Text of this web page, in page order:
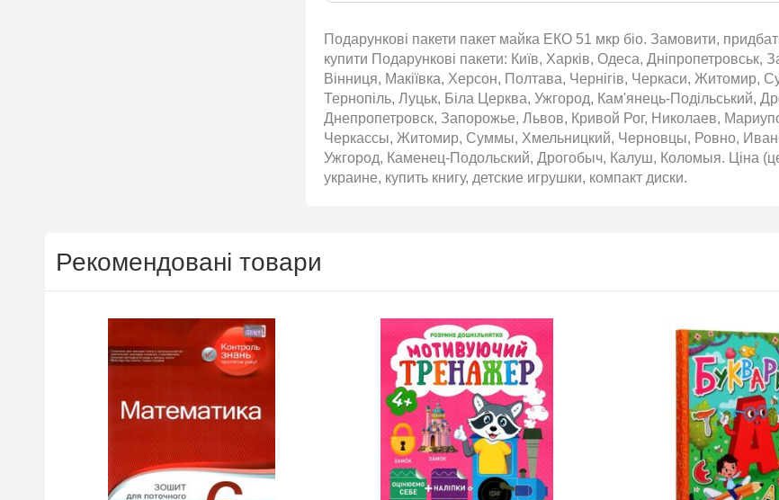
Подарункові пакети пакет майка ЕКО 51 мкр біо. Замовити,
купити Подарункові пакети: Київ, Харків, Одеса, Дніпропетровськ,
Вінниця, Макіївка, Херсон, Полтава, Чернігів, Черкаси, Житомир,
Тернопіль, Луцьк, Біла Церква, Ужгород, Кам'янець-Подільський,
Днепропетровск, Запорожье, Львов, Кривой Рог, Николаев,
Черкассы, Житомир, Суммы, Хмельницкий, Черновцы, Ровно,
Ужгород, Каменец-Подольский, Дрогобыч, Калуш, Коломыя. Ціна
украине, купить книгу, детские игрушки, компакт диски.
Рекомендовані товари